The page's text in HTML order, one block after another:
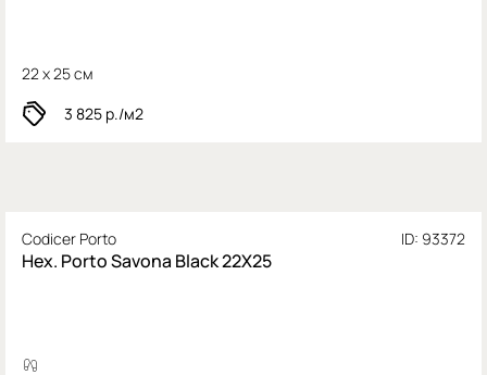
22 x 25 см
3 825 р./м2
Codicer Porto ID: 93372
Hex. Porto Savona Black 22X25